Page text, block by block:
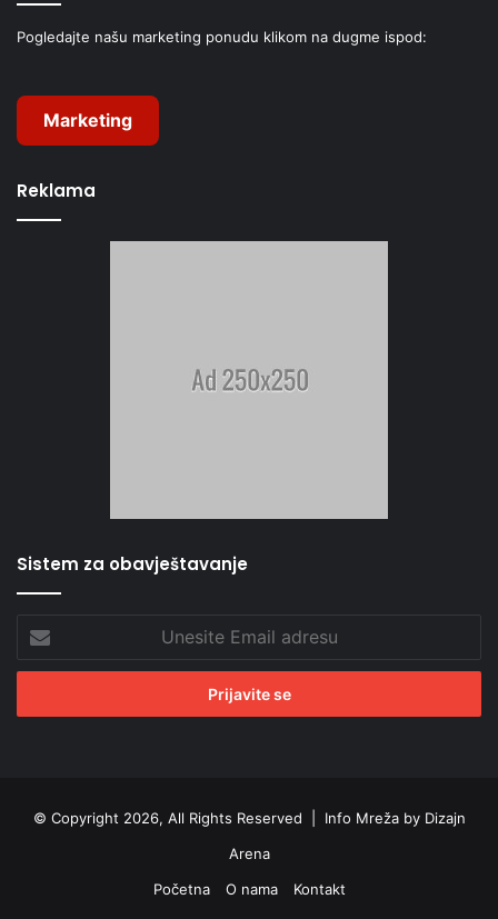
Pogledajte našu marketing ponudu klikom na dugme ispod:
Marketing
Reklama
Sistem za obavještavanje
Email
adresu
© Copyright 2026, All Rights Reserved | Info Mreža by Dizajn
Arena
Početna
O nama Kontakt